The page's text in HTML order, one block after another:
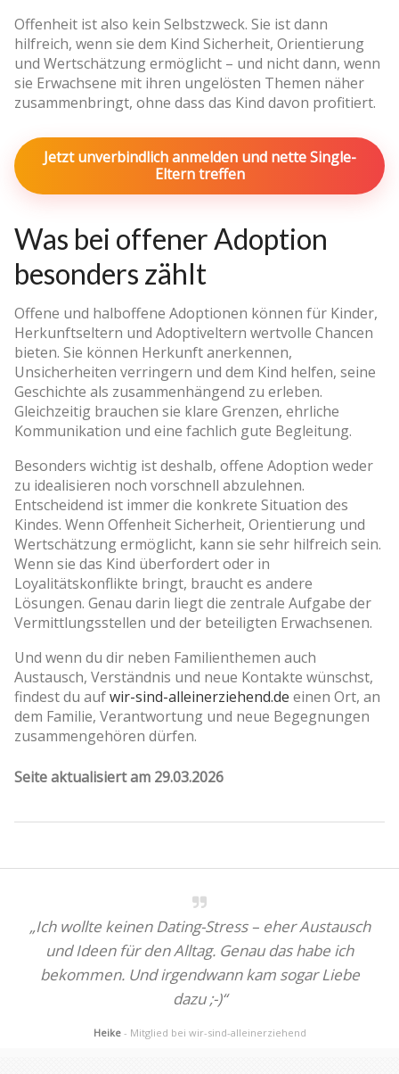
Offenheit ist also kein Selbstzweck. Sie ist dann
hilfreich, wenn sie dem Kind Sicherheit, Orientierung
und Wertschätzung ermöglicht – und nicht dann, wenn
sie Erwachsene mit ihren ungelösten Themen näher
zusammenbringt, ohne dass das Kind davon profitiert.
Jetzt unverbindlich anmelden und nette Single-
Eltern treffen
Was bei offener Adoption
besonders zählt
Offene und halboffene Adoptionen können für Kinder,
Herkunftseltern und Adoptiveltern wertvolle Chancen
bieten. Sie können Herkunft anerkennen,
Unsicherheiten verringern und dem Kind helfen, seine
Geschichte als zusammenhängend zu erleben.
Gleichzeitig brauchen sie klare Grenzen, ehrliche
Kommunikation und eine fachlich gute Begleitung.
Besonders wichtig ist deshalb, offene Adoption weder
zu idealisieren noch vorschnell abzulehnen.
Entscheidend ist immer die konkrete Situation des
Kindes. Wenn Offenheit Sicherheit, Orientierung und
Wertschätzung ermöglicht, kann sie sehr hilfreich sein.
Wenn sie das Kind überfordert oder in
Loyalitätskonflikte bringt, braucht es andere
Lösungen. Genau darin liegt die zentrale Aufgabe der
Vermittlungsstellen und der beteiligten Erwachsenen.
Und wenn du dir neben Familienthemen auch
Austausch, Verständnis und neue Kontakte wünschst,
findest du aufwir-sind-alleinerziehend.de einen Ort, an
dem Familie, Verantwortung und neue Begegnungen
zusammengehören dürfen.
Seite aktualisiert am 29.03.2026
„Ich wollte keinen Dating-Stress – eher Austausch
und Ideen für den Alltag. Genau das habe ich
bekommen. Und irgendwann kam sogar Liebe
dazu ;-)“
Heike - Mitglied bei wir-sind-alleinerziehend